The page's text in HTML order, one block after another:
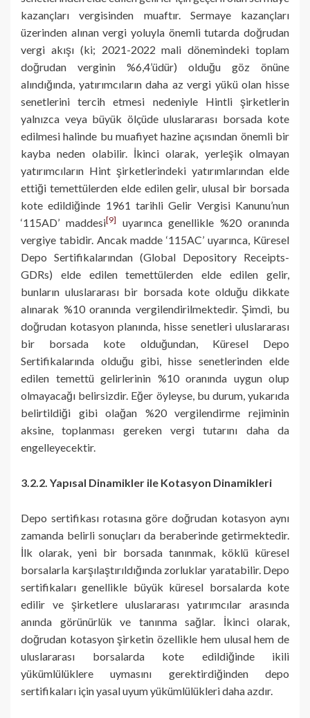
kazançları vergisinden muaftır. Sermaye kazançları
üzerinden alınan vergi yoluyla önemli tutarda doğrudan
vergi akışı (ki; 2021-2022 mali dönemindeki toplam
doğrudan verginin %6,4’üdür) olduğu göz önüne
alındığında, yatırımcıların daha az vergi yükü olan hisse
senetlerini tercih etmesi nedeniyle Hintli şirketlerin
yalnızca veya büyük ölçüde uluslararası borsada kote
edilmesi halinde bu muafiyet hazine açısından önemli bir
kayba neden olabilir. İkinci olarak, yerleşik olmayan
yatırımcıların Hint şirketlerindeki yatırımlarından elde
ettiği temettülerden elde edilen gelir, ulusal bir borsada
kote edildiğinde 1961 tarihli Gelir Vergisi Kanunu’nun
‘115AD’ maddesi[9]
uyarınca genellikle %20 oranında
vergiye tabidir. Ancak madde ‘115AC’ uyarınca, Küresel
Depo Sertifikalarından (Global Depository Receipts-
GDRs) elde edilen temettülerden elde edilen gelir,
bunların uluslararası bir borsada kote olduğu dikkate
alınarak %10 oranında vergilendirilmektedir. Şimdi, bu
doğrudan kotasyon planında, hisse senetleri uluslararası
bir borsada kote olduğundan, Küresel Depo
Sertifikalarında olduğu gibi, hisse senetlerinden elde
edilen temettü gelirlerinin %10 oranında uygun olup
olmayacağı belirsizdir. Eğer öyleyse, bu durum, yukarıda
belirtildiği gibi olağan %20 vergilendirme rejiminin
aksine, toplanması gereken vergi tutarını daha da
engelleyecektir.
3.2.2. Yapısal Dinamikler ile Kotasyon Dinamikleri
Depo sertifikası rotasına göre doğrudan kotasyon aynı
zamanda belirli sonuçları da beraberinde getirmektedir.
İlk olarak, yeni bir borsada tanınmak, köklü küresel
borsalarla karşılaştırıldığında zorluklar yaratabilir. Depo
sertifikaları genellikle büyük küresel borsalarda kote
edilir ve şirketlere uluslararası yatırımcılar arasında
anında görünürlük ve tanınma sağlar. İkinci olarak,
doğrudan kotasyon şirketin özellikle hem ulusal hem de
uluslararası borsalarda kote edildiğinde ikili
yükümlülüklere uymasını gerektirdiğinden depo
sertifikaları için yasal uyum yükümlülükleri daha azdır.